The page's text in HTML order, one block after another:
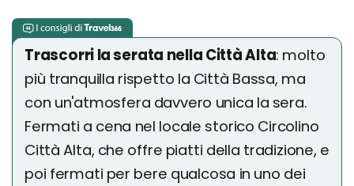
Trascorri la serata nella Città Alta: molto
più tranquilla rispetto la Città Bassa, ma
con un'atmosfera davvero unica la sera.
Fermati a cena nel locale storico Circolino
Città Alta, che offre piatti della tradizione, e
poi fermati per bere qualcosa in uno dei